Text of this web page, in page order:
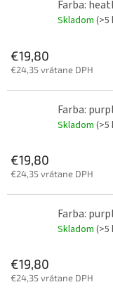
Farba:
Skladom (>5
€19,80
€24,35 vrátane DPH
Farba:
Skladom (>5
€19,80
€24,35 vrátane DPH
Farba:
Skladom (>5
€19,80
€24,35 vrátane DPH